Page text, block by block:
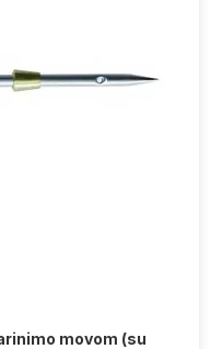
movom (su